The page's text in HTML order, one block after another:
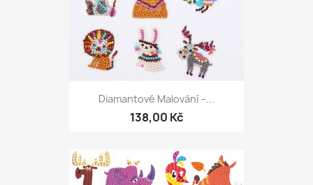
Diamantové Malování –...
138,00 Kč